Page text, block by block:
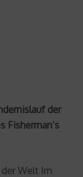
der
Fisherman’s
Welt Im